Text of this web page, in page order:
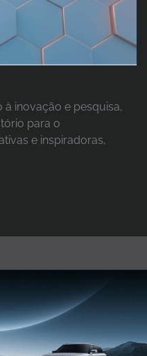
inovação e pesquisa,
para o
e inspiradoras,